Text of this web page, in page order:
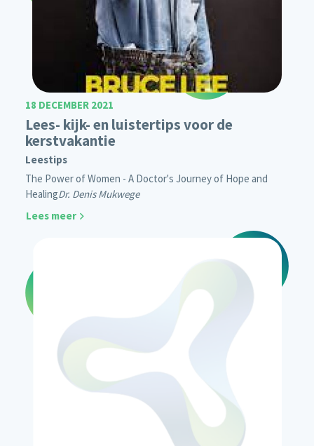
18 DECEMBER 2021
Lees- kijk- en luistertips voor de
kerstvakantie
Leestips
The Power of Women - A Doctor's Journey of Hope and
HealingDr. Denis Mukwege
Lees meer